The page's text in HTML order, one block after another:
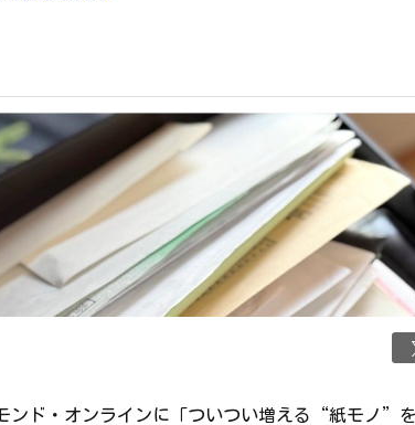
ンド・オンラインに「ついつい増える“紙モノ”